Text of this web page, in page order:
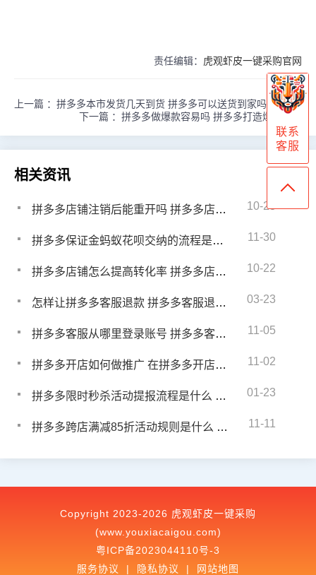
责任编辑： 虎观虾皮一键采购官网
上一篇 ： 拼多多本市发货几天到货 拼多多可以送货到家吗
下一篇 ： 拼多多做爆款容易吗 拼多多打造爆款难吗
相关资讯
拼多多店铺注销后能重开吗 拼多多店铺注销了可以重开吗 10-23
拼多多保证金蚂蚁花呗交纳的流程是什么 拼多多保证金怎么用花呗支付 11-30
拼多多店铺怎么提高转化率 拼多多店铺转化率怎么提升 10-22
怎样让拼多多客服退款 拼多多客服退款多久到账户 03-23
拼多多客服从哪里登录账号 拼多多客服怎么登录店铺 11-05
拼多多开店如何做推广 在拼多多开店有什么推广手段 11-02
拼多多限时秒杀活动提报流程是什么 拼多多限时秒杀提报技巧 01-23
拼多多跨店满减85折活动规则是什么 拼多多跨店满减活动规则是什么 11-11
Copyright 2023-2026 虎观虾皮一键采购
(www.youxiacaigou.com)
粤ICP备2023044110号-3
服务协议
| 隐私协议 | 网站地图
联系
客服